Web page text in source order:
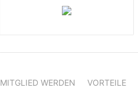
MITGLIED WERDEN VORTEILE